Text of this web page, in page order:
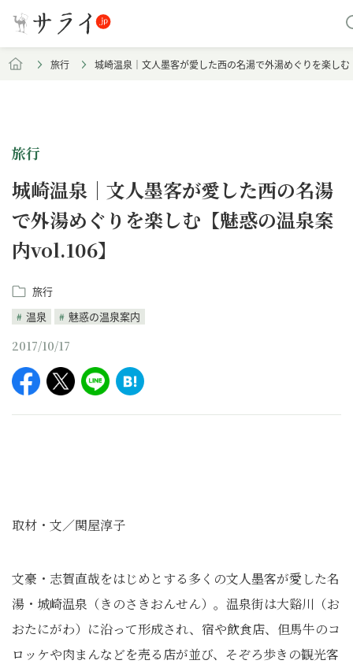
旅行 城崎温泉｜文人墨客が愛した西の名湯で外湯めぐりを楽し
旅行
城崎温泉｜文人墨客が愛した西の名湯
で外湯めぐりを楽しむ【魅惑の温泉案
内vol.106】
旅行
温泉
魅惑の温泉案内
2017/10/17
取材・文／関屋淳子
文豪・志賀直哉をはじめとする多くの文人墨客が愛した名
湯・城崎温泉（きのさきおんせん）。温泉街は大谿川（お
おたにがわ）に沿って形成され、宿や飲食店、但馬牛のコ
ロッケや肉まんなどを売る店が並び、そぞろ歩きの観光客